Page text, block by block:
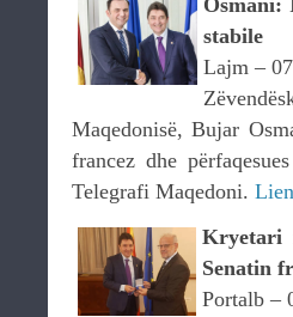
Osmani:
stabile
Lajm –
Maqedonisë, Bujar
francez dhe
Telegrafi Maqedoni. Lien
Kryetari
Senatin
Portalb –